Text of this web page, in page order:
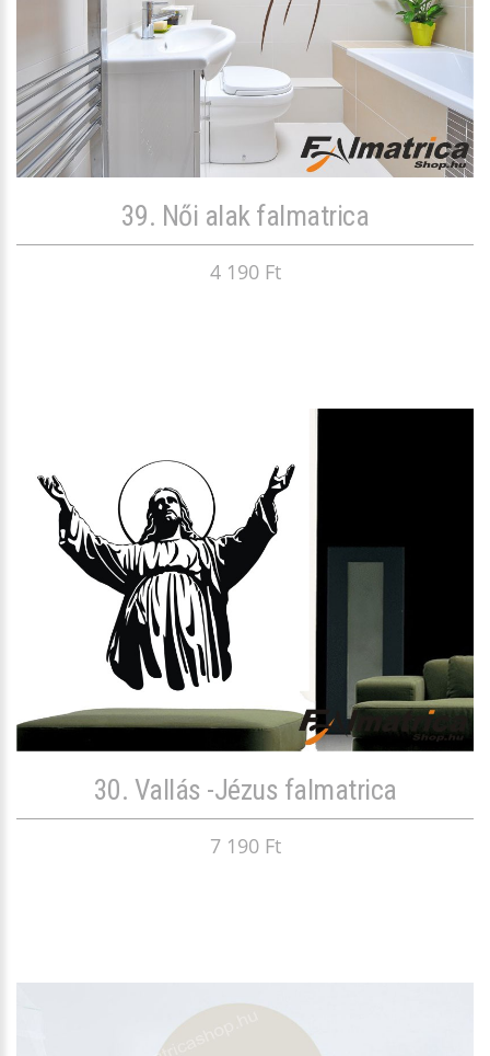
39. Női alak falmatrica
4 190 Ft
30. Vallás -Jézus falmatrica
7 190 Ft